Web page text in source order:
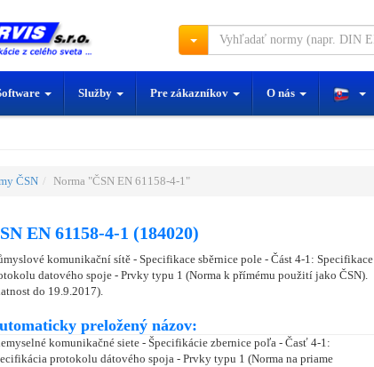
Služby Pre zákazníkov O nás
ČSN Norma "ČSN EN 61158-4-1"
EN 61158-4-1 (184020)
komunikační sítě - Specifikace sběrnice pole - Část 4-1: Specifikace
datového spoje - Prvky typu 1 (Norma k přímému použití jako ČSN).
do 19.9.2017).
preložený názov:
komunikačné siete - Špecifikácie zbernice poľa - Časť 4-1:
protokolu dátového spoja - Prvky typu 1 (Norma na priame